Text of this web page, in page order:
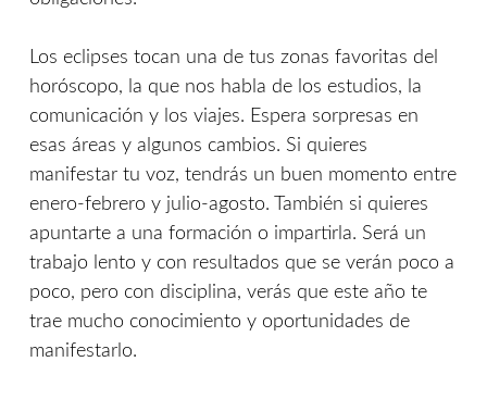
Los eclipses tocan una de tus zonas favoritas del
horóscopo, la que nos habla de los estudios, la
comunicación y los viajes. Espera sorpresas en
esas áreas y algunos cambios. Si quieres
manifestar tu voz, tendrás un buen momento entre
enero-febrero y julio-agosto. También si quieres
apuntarte a una formación o impartirla. Será un
trabajo lento y con resultados que se verán poco a
poco, pero con disciplina, verás que este año te
trae mucho conocimiento y oportunidades de
manifestarlo.